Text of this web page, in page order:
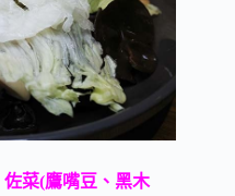
佐菜(鷹嘴豆、黑木